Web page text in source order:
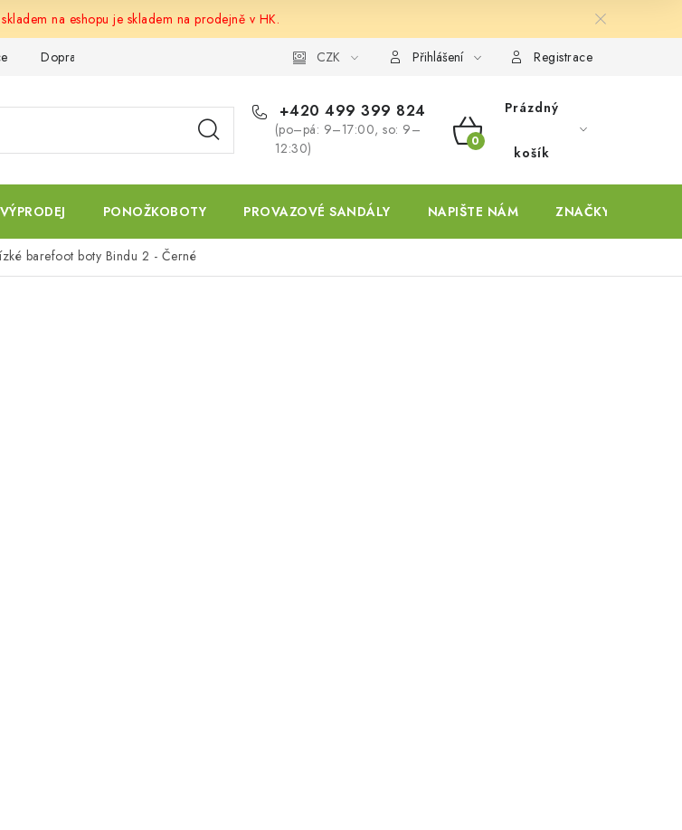
na eshopu je skladem na prodejně v HK.
Doprava a platba CZK Přihlášení Registrace
+420 499 399 824
(po–pá: 9–17:00, so: 9–
12:30)
NÁKUPNÍ
KOŠÍK
Prázdný
košík
VÝPRODEJ PONOŽKOBOTY PROVAZOVÉ SANDÁLY NAPIŠTE NÁM ZNAČKY
barefoot boty Bindu 2 - Černé